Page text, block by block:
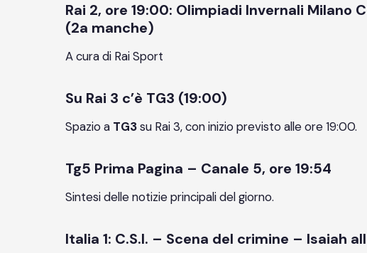
Rai 2, ore 19:00: Olimpiadi Invernali
(2a manche)
A cura di Rai Sport
Su Rai 3 c’è TG3 (19:00)
Spazio a TG3su Rai 3, con inizio previsto alle ore 19:00.
Tg5 Prima Pagina – Canale 5, ore 19:54
Sintesi delle notizie principali del giorno.
Italia 1: C.S.I. – Scena del crimine – Isaiah